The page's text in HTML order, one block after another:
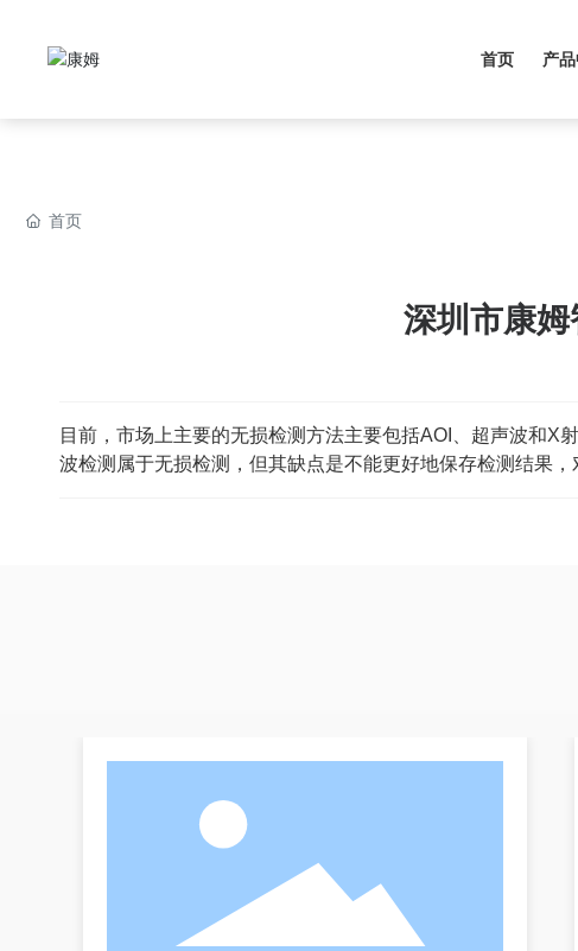
首页 产
首页
深圳市康
目前，市场上主要的无损检测方法主要包括AOI、超声波和X
波检测属于无损检测，但其缺点是不能更好地保存检测结果